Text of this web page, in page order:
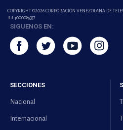
COPYRIGHT ©2026 CORPORACIÓN VENEZOLANA DE
Rif-j000089337
SIGUENOS EN:
SECCIONES
Nacional
Internacional